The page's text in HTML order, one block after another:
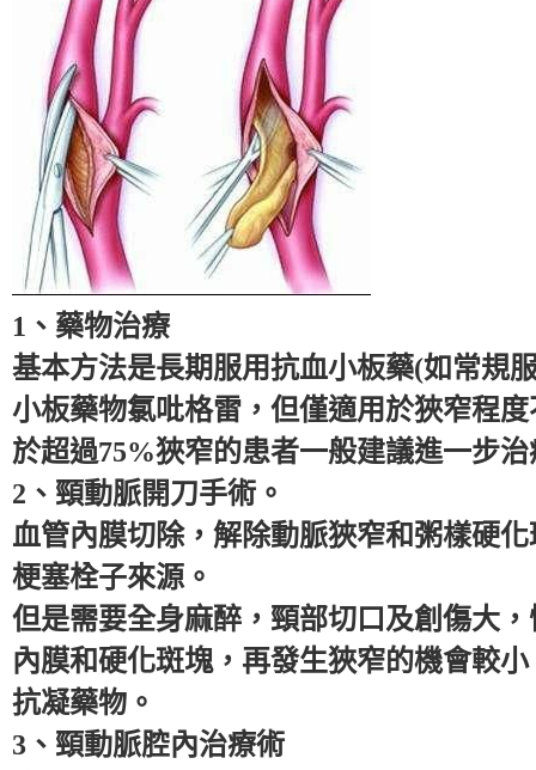
1、藥物治療
基本方法是長期服用抗血小板藥(如常規
小板藥物氯吡格雷，但僅適用於狹窄程
於超過75%狹窄的患者一般建議進一步治
2、頸動脈開刀手術。
血管內膜切除，解除動脈狹窄和粥樣硬
梗塞栓子來源。
但是需要全身麻醉，頸部切口及創傷大
內膜和硬化斑塊，再發生狹窄的機會較
抗凝藥物。
3、頸動脈腔內治療術